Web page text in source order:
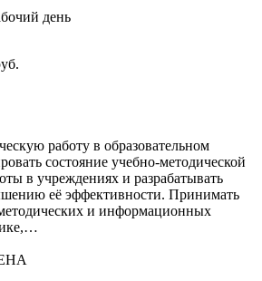
день
работу в образовательном
состояние учебно-методической
в учреждениях и разрабатывать
её эффективности. Принимать
методических и информационных